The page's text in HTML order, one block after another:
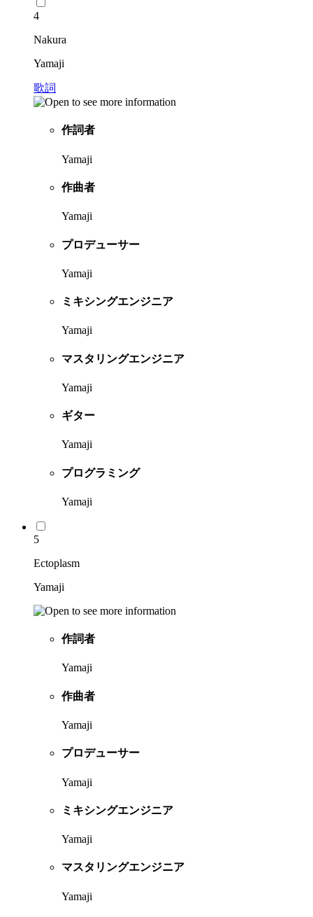
4
Nakura
Yamaji
歌詞
作詞者
Yamaji
作曲者
Yamaji
プロデューサー
Yamaji
ミキシングエンジニア
Yamaji
マスタリングエンジニア
Yamaji
ギター
Yamaji
プログラミング
Yamaji
5
Ectoplasm
Yamaji
作詞者
Yamaji
作曲者
Yamaji
プロデューサー
Yamaji
ミキシングエンジニア
Yamaji
マスタリングエンジニア
Yamaji